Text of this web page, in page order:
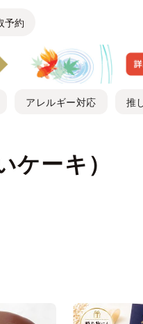
予約
アレルギー対応 推
ーキ）